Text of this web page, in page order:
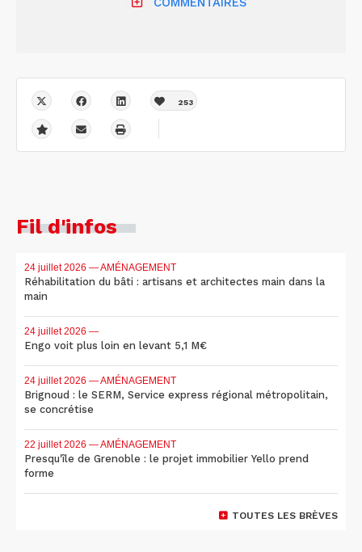
253
Fil d'infos
24 juillet 2026 — AMÉNAGEMENT
Réhabilitation du bâti : artisans et architectes main dans la
main
24 juillet 2026 —
Engo voit plus loin en levant 5,1 M€
24 juillet 2026 — AMÉNAGEMENT
Brignoud : le SERM, Service express régional métropolitain,
se concrétise
22 juillet 2026 — AMÉNAGEMENT
Presqu'île de Grenoble : le projet immobilier Yello prend
forme
TOUTES LES BRÈVES